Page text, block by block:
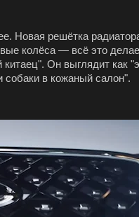
Новая решётка
колёса — всё это
Он выглядит как
собаки в кожаный салон".